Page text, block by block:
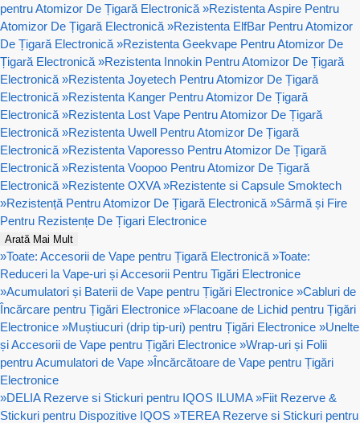
pentru Atomizor De Țigară Electronică »Rezistenta Aspire Pentru
Atomizor De Țigară Electronică »Rezistenta ElfBar Pentru Atomizor
De Țigară Electronică »Rezistenta Geekvape Pentru Atomizor De
Țigară Electronică »Rezistenta Innokin Pentru Atomizor De Țigară
Electronică »Rezistenta Joyetech Pentru Atomizor De Țigară
Electronică »Rezistenta Kanger Pentru Atomizor De Țigară
Electronică »Rezistenta Lost Vape Pentru Atomizor De Țigară
Electronică »Rezistenta Uwell Pentru Atomizor De Țigară
Electronică »Rezistenta Vaporesso Pentru Atomizor De Țigară
Electronică »Rezistenta Voopoo Pentru Atomizor De Țigară
Electronică »Rezistente OXVA »Rezistente si Capsule Smoktech
»Rezistență Pentru Atomizor De Țigară Electronică »Sârmă și Fire
Pentru Rezistențe De Țigari Electronice
Arată Mai Mult
»Toate: Accesorii de Vape pentru Țigară Electronică »Toate:
Reduceri la Vape-uri și Accesorii Pentru Tigări Electronice
»Acumulatori și Baterii de Vape pentru Țigări Electronice »Cabluri de
Încărcare pentru Țigări Electronice »Flacoane de Lichid pentru Țigări
Electronice »Muștiucuri (drip tip-uri) pentru Țigări Electronice »Unelte
și Accesorii de Vape pentru Țigări Electronice »Wrap-uri și Folii
pentru Acumulatori de Vape »Încărcătoare de Vape pentru Țigări
Electronice
»DELIA Rezerve si Stickuri pentru IQOS ILUMA »Fiit Rezerve &
Stickuri pentru Dispozitive IQOS »TEREA Rezerve si Stickuri pentru